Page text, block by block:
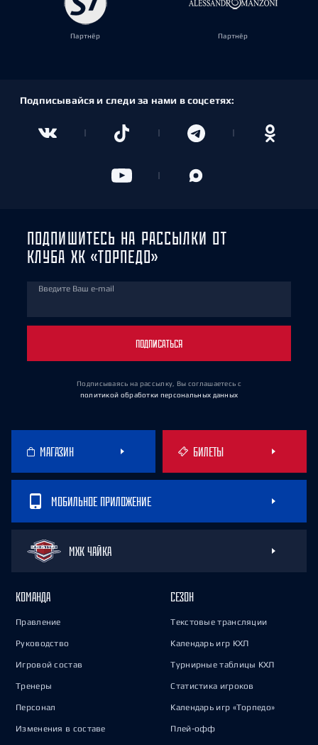
Партнёр Партнёр
Подписывайся и следи за нами в соцсетях:
ПОДПИШИТЕСЬ НА РАССЫЛКИ ОТ
КЛУБА ХК «ТОРПЕДО»
Введите Ваш e-mail
ПОДПИСАТЬСЯ
Подписываясь на рассылку, Вы соглашаетесь с
политикой обработки персональных данных
МАГАЗИН БИЛЕТЫ
МОБИЛЬНОЕ ПРИЛОЖЕНИЕ
МХК ЧАЙКА
КОМАНДА
Правление
Руководство
Игровой состав
Тренеры
Персонал
Изменения в составе
СЕЗОН
Текстовые трансляции
Календарь игр КХЛ
Турнирные таблицы КХЛ
Статистика игроков
Календарь игр «Торпедо»
Плей-офф